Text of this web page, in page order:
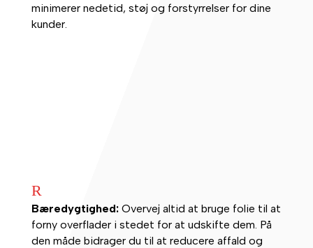
minimerer nedetid, støj og forstyrrelser for dine
kunder.
R
Bæredygtighed:Overvej altid at bruge folie til at
forny overflader i stedet for at udskifte dem. På
den måde bidrager du til at reducere affald og